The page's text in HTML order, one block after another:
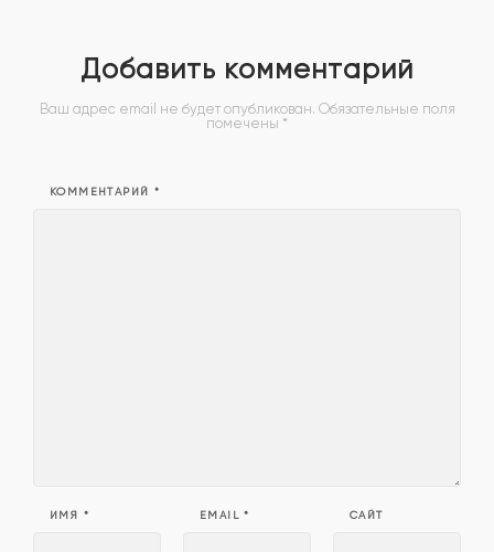
Добавить комментарий
Ваш адрес email не будет опубликован. Обязательные поля
помечены *
КОММЕНТАРИЙ *
ИМЯ * EMAIL* САЙТ